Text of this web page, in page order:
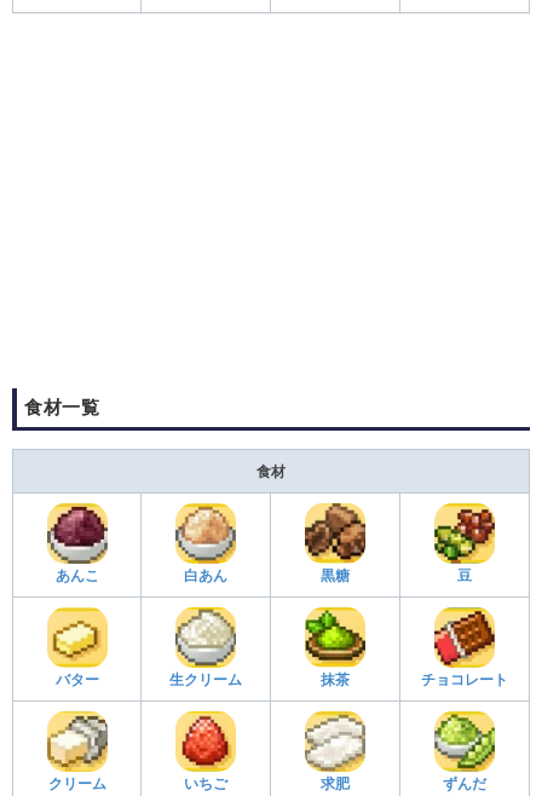
食材一覧
食材
あんこ 白あん 黒糖 豆
バター 生クリーム 抹茶 チョコレート
クリーム
いちご 求肥 ずんだ